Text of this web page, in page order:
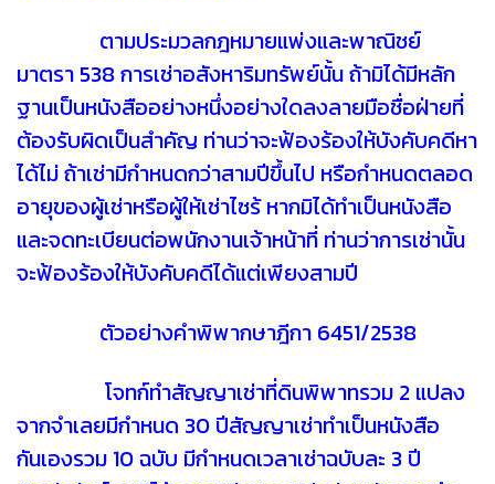
ตามประมวลกฎหมายแพ่งและพาณิชย์
มาตรา 538 การเช่าอสังหาริมทรัพย์นั้น ถ้ามิได้มีหลัก
ฐานเป็นหนังสืออย่างหนึ่งอย่างใดลงลายมือชื่อฝ่ายที่
ต้องรับผิดเป็นสำคัญ ท่านว่าจะฟ้องร้องให้บังคับคดีหา
ได้ไม่ ถ้าเช่ามีกำหนดกว่าสามปีขึ้นไป หรือกำหนดตลอด
อายุของผู้เช่าหรือผู้ให้เช่าไซร้ หากมิได้ทำเป็นหนังสือ
และจดทะเบียนต่อพนักงานเจ้าหน้าที่ ท่านว่าการเช่านั้น
จะฟ้องร้องให้บังคับคดีได้แต่เพียงสามปี
ตัวอย่างคำพิพากษาฎีกา 6451/2538
โจทก์ทำสัญญาเช่าที่ดินพิพาทรวม 2 แปลง
จากจำเลยมีกำหนด 30 ปีสัญญาเช่าทำเป็นหนังสือ
กันเองรวม 10 ฉบับ มีกำหนดเวลาเช่าฉบับละ 3 ปี